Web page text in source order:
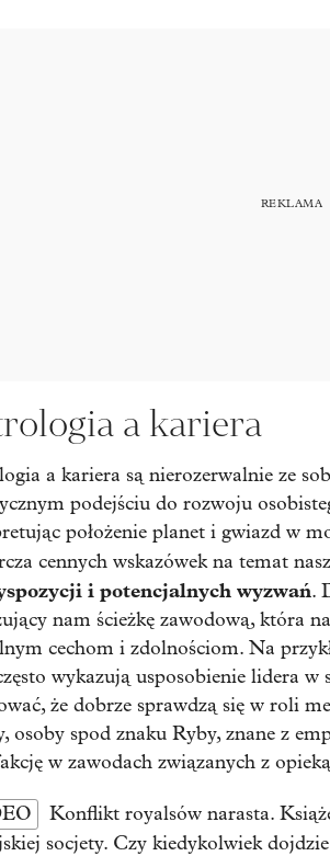
a kariera
a kariera są nierozerwalnie ze
podejściu do rozwoju
położenie planet i gwiazd w
cennych wskazówek na temat
i potencjalnych wyzwań.
nam ścieżkę zawodową, która
cechom i zdolnościom. Na
wykazują usposobienie lidera w
że dobrze sprawdzą się w roli
osoby spod znaku Ryby, znane z
w zawodach związanych z
Konflikt royalsów narasta.
socjety. Czy kiedykolwiek